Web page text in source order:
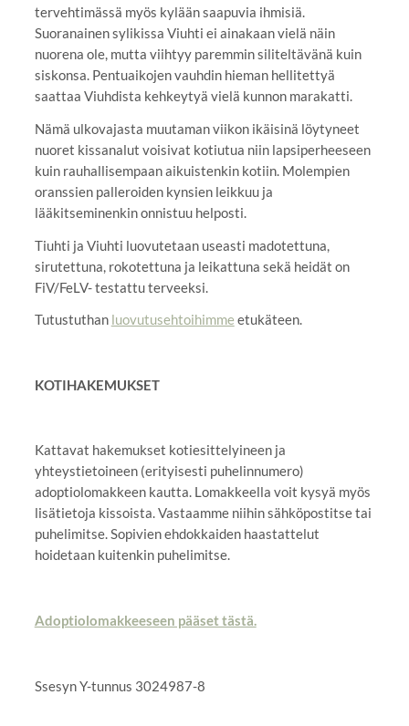
tervehtimässä myös kylään saapuvia ihmisiä.
Suoranainen sylikissa Viuhti ei ainakaan vielä näin
nuorena ole, mutta viihtyy paremmin siliteltävänä kuin
siskonsa. Pentuaikojen vauhdin hieman hellitettyä
saattaa Viuhdista kehkeytyä vielä kunnon marakatti.
Nämä ulkovajasta muutaman viikon ikäisinä löytyneet
nuoret kissanalut voisivat kotiutua niin lapsiperheeseen
kuin rauhallisempaan aikuistenkin kotiin. Molempien
oranssien palleroiden kynsien leikkuu ja
lääkitseminenkin onnistuu helposti.
Tiuhti ja Viuhti luovutetaan useasti madotettuna,
sirutettuna, rokotettuna ja leikattuna sekä heidät on
FiV/FeLV- testattu terveeksi.
Tutustuthan luovutusehtoihimme etukäteen.
KOTIHAKEMUKSET
Kattavat hakemukset kotiesittelyineen ja
yhteystietoineen (erityisesti puhelinnumero)
adoptiolomakkeen kautta. Lomakkeella voit kysyä myös
lisätietoja kissoista. Vastaamme niihin sähköpostitse tai
puhelimitse. Sopivien ehdokkaiden haastattelut
hoidetaan kuitenkin puhelimitse.
Adoptiolomakkeeseen pääset tästä.
Ssesyn Y-tunnus 3024987-8